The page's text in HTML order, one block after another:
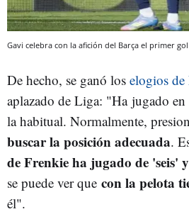
Gavi celebra con la afición del Barça el primer
De hecho, se ganó los elogios
aplazado de Liga: "Ha jugado en
la habitual. Normalmente,
buscar la posición adecuada.
de Frenkie ha jugado de 'seis'
se puede ver que con la pelota
él".